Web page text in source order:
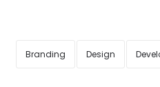
Branding Design